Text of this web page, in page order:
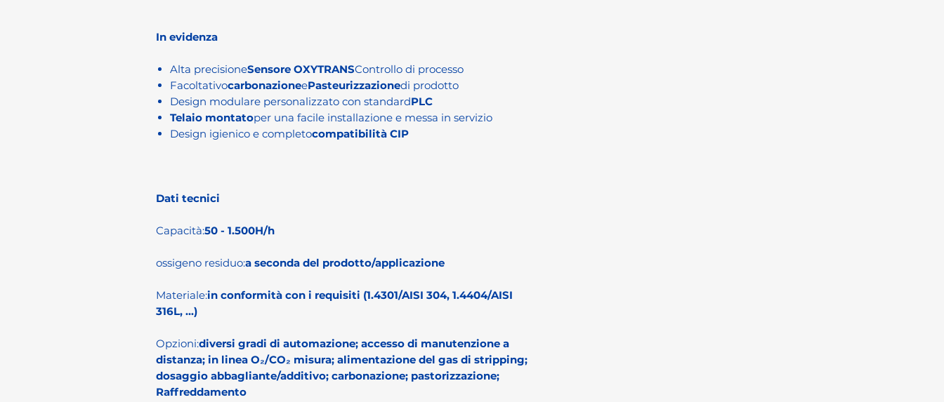
In evidenza
Alta precisioneSensore OXYTRANSControllo di processo
FacoltativocarbonazioneePasteurizzazionedi prodotto
Design modulare personalizzato con standardPLC
Telaio montatoper una facile installazione e messa in servizio
Design igienico e completocompatibilità CIP
Dati tecnici
Capacità:50 - 1.500H/h
ossigeno residuo:a seconda del prodotto/applicazione
Materiale:in conformità con i requisiti (1.4301/AISI 304, 1.4404/AISI
316L, ...)
Opzioni:diversi gradi di automazione; accesso di manutenzione a
distanza; in linea O₂/CO₂ misura; alimentazione del gas di stripping;
dosaggio abbagliante/additivo; carbonazione; pastorizzazione;
Raffreddamento